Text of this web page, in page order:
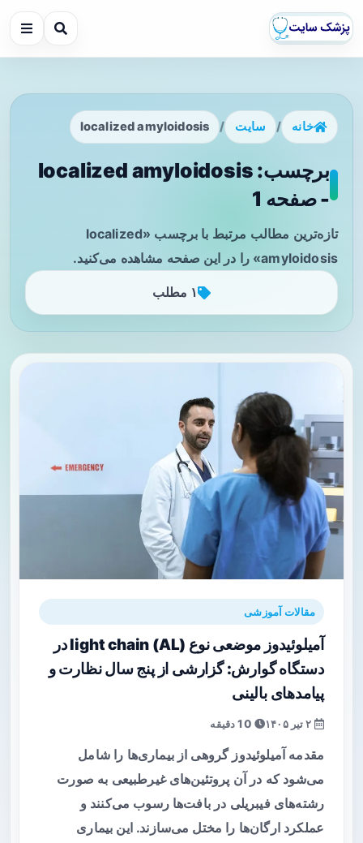
خانه / سایت /
localized amyloidosis
برچسب: localized amyloidosis
- صفحه 1
تازه‌ترین مطالب مرتبط با برچسب «localized
amyloidosis» را در این صفحه مشاهده می‌کنید.
۱ مطلب
مقالات آموزشی
آمیلوئیدوز موضعی نوع light chain (AL) در
دستگاه گوارش: گزارشی از پنج سال نظارت و
پیامدهای بالینی
مقدمه آمیلوئیدوز گروهی از بیماری‌ها را شامل
می‌شود که در آن پروتئین‌های غیرطبیعی به صورت
رشته‌های فیبریلی در بافت‌ها رسوب می‌کنند و
عملکرد ارگان‌ها را مختل می‌سازند. این بیماری